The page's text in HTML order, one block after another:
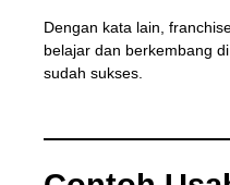
Dengan kata lain,
belajar dan berkembang
sudah sukses.